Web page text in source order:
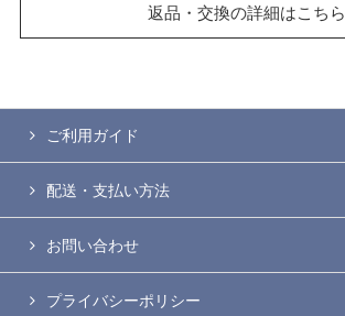
返品・交換の詳細はこちら
ご利用ガイド
配送・支払い方法
お問い合わせ
プライバシーポリシー